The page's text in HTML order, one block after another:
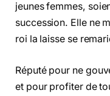
jeunes femmes,
succession. Elle ne
roi la laisse se
Réputé pour ne
et pour profiter de